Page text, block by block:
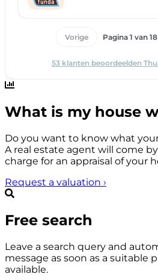
What is my house
Do you want to know what
A real estate agent will come
charge for an appraisal of your
Request a valuation ›
Free search
Leave a search query and
message as soon as a suitable
available.